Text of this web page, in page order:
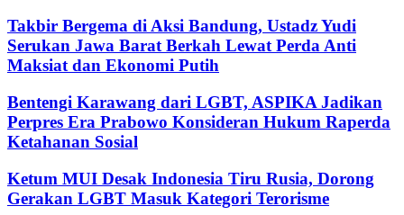
Takbir Bergema di Aksi Bandung, Ustadz Yudi
Serukan Jawa Barat Berkah Lewat Perda Anti
Maksiat dan Ekonomi Putih
Bentengi Karawang dari LGBT, ASPIKA Jadikan
Perpres Era Prabowo Konsideran Hukum Raperda
Ketahanan Sosial
Ketum MUI Desak Indonesia Tiru Rusia, Dorong
Gerakan LGBT Masuk Kategori Terorisme